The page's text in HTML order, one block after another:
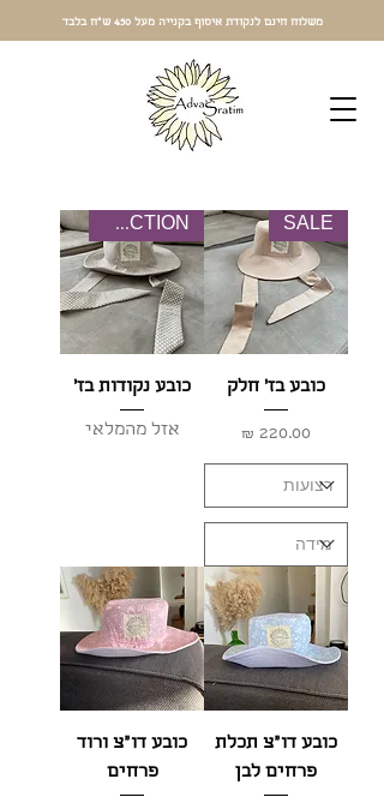
משלוח חינם לנקודת איסוף בקנייה מעל 450 ש"ח בלבד
SALE
כובע בז' חלק
מחיר
NEW COLLECTION
כובע נקודות בז'
אזל מהמלאי
כובע דו״צ תכלת
פרחים לבן
כובע דו"צ ורוד
פרחים